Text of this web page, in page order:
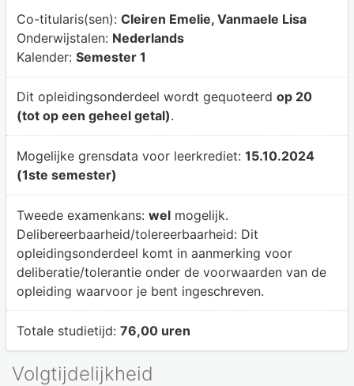
Co-titularis(sen): Cleiren Emelie, Vanmaele Lisa
Onderwijstalen: Nederlands
Kalender: Semester 1
Dit opleidingsonderdeel wordt gequoteerd op 20
(tot op een geheel getal).
Mogelijke grensdata voor leerkrediet: 15.10.2024
(1ste semester)
Tweede examenkans: welmogelijk.
Delibereerbaarheid/tolereerbaarheid: Dit
opleidingsonderdeel komt in aanmerking voor
deliberatie/tolerantie onder de voorwaarden van de
opleiding waarvoor je bent ingeschreven.
Totale studietijd: 76,00 uren
Volgtijdelijkheid